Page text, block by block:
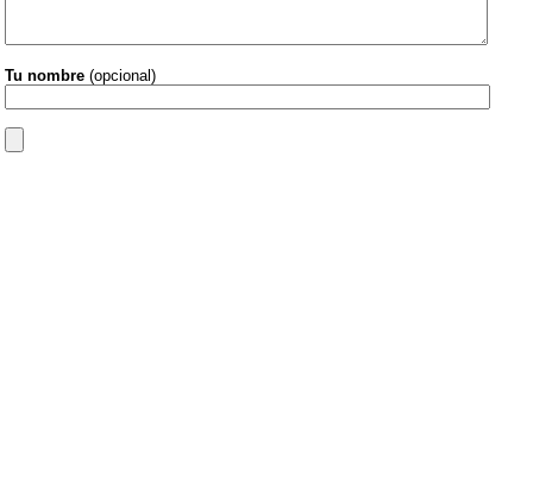
Tu nombre (opcional)